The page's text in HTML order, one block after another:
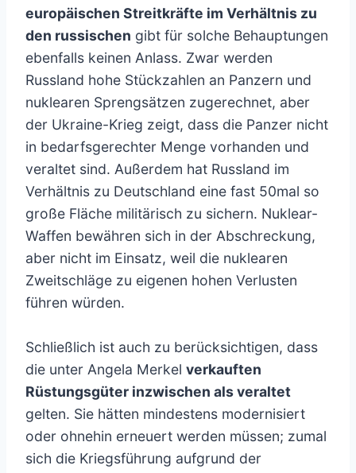
europäischen Streitkräfte im Verhältnis zu
den russischen gibt für solche Behauptungen
ebenfalls keinen Anlass. Zwar werden
Russland hohe Stückzahlen an Panzern und
nuklearen Sprengsätzen zugerechnet, aber
der Ukraine-Krieg zeigt, dass die Panzer nicht
in bedarfsgerechter Menge vorhanden und
veraltet sind. Außerdem hat Russland im
Verhältnis zu Deutschland eine fast 50mal so
große Fläche militärisch zu sichern. Nuklear-
Waffen bewähren sich in der Abschreckung,
aber nicht im Einsatz, weil die nuklearen
Zweitschläge zu eigenen hohen Verlusten
führen würden.
Schließlich ist auch zu berücksichtigen, dass
die unter Angela Merkel verkauften
Rüstungsgüter inzwischen als veraltet
gelten. Sie hätten mindestens modernisiert
oder ohnehin erneuert werden müssen; zumal
sich die Kriegsführung aufgrund der